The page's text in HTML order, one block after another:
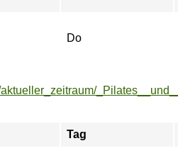
Do
Tag